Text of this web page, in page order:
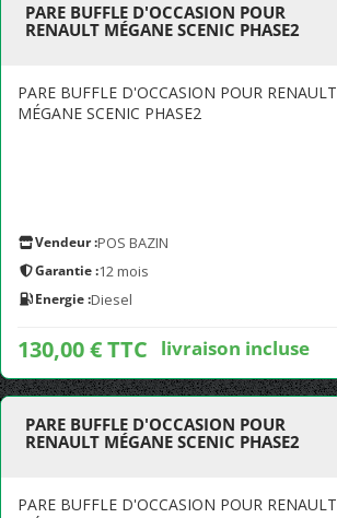
PARE BUFFLE D'OCCASION POUR
RENAULT MÉGANE SCENIC PHASE2
PARE BUFFLE D'OCCASION POUR RENAULT
MÉGANE SCENIC PHASE2
Vendeur :POS BAZIN
Garantie :12 mois
Energie :Diesel
130,00 € TTC livraison incluse
PARE BUFFLE D'OCCASION POUR
RENAULT MÉGANE SCENIC PHASE2
PARE BUFFLE D'OCCASION POUR RENAULT